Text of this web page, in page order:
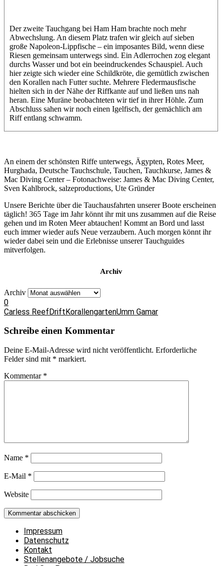
Der zweite Tauchgang bei Ham Ham brachte noch mehr
Abwechslung. An diesem Platz trafen wir gleich auf sieben
große Napoleon-Lippfische – ein imposantes Bild, wenn diese
Riesen gemeinsam unterwegs sind. Ein Adlerrochen zog elegant
durchs Wasser und bot ein beeindruckendes Schauspiel. Auch
hier zeigte sich wieder eine Schildkröte, die gemütlich zwischen
den Korallen nach Futter suchte. Mehrere Fledermausfische
hielten sich in der Nähe der Riffkante auf und ließen uns nah
heran. Eine Muräne beobachteten wir tief in ihrer Höhle. Zum
Abschluss sahen wir noch einen Igelfisch, der gemächlich am
Riff entlang schwamm.
An einem der schönsten Riffe unterwegs, Ägypten, Rotes Meer,
Hurghada, Deutsche Tauchschule, Tauchen, Tauchkurse, James &
Mac Diving Center – Fotonachweise: James & Mac Diving Center,
Sven Kahlbrock, salzeproductions, Ute Gründer
Unsere Berichte über die Tauchausfahrten unserer Boote erscheinen
täglich! 365 Tage im Jahr könnt ihr mit uns zusammen auf die Reise
gehen und im Roten Meer abtauchen! Kommt an Bord und lasst
euch immer wieder aufs Neue verzaubern. Auch morgen könnt ihr
wieder dabei sein und die Erlebnisse unserer Tauchguides
mitverfolgen.
Archiv
Archiv
0
Carless ReefDriftKorallengartenUmm Gamar
Schreibe einen Kommentar
Deine E-Mail-Adresse wird nicht veröffentlicht. Erforderliche
Felder sind mit * markiert.
Kommentar *
Name *
E-Mail *
Website
Impressum
Datenschutz
Kontakt
Stellenangebote / Jobsuche